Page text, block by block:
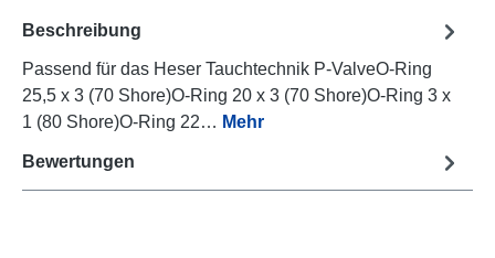
Beschreibung
Passend für das Heser Tauchtechnik P-ValveO-Ring
25,5 x 3 (70 Shore)O-Ring 20 x 3 (70 Shore)O-Ring 3 x
1 (80 Shore)O-Ring 22… Mehr
Bewertungen